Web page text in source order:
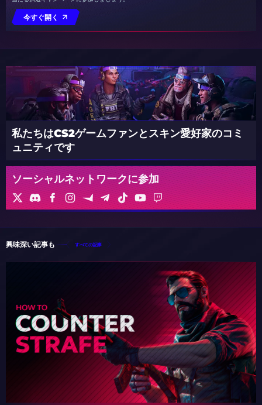
今すぐ開く
私たちはCS2ゲームファンとスキン愛好家のコミ
ュニティです
ソーシャルネットワークに参加
興味深い記事も すべての記事